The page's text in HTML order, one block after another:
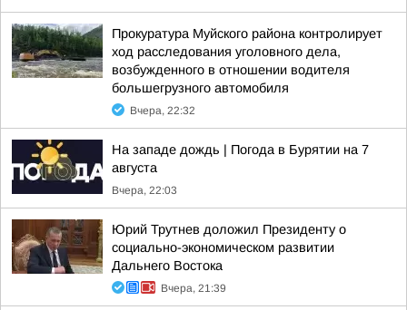
Прокуратура Муйского района контролирует
ход расследования уголовного дела,
возбужденного в отношении водителя
большегрузного автомобиля
Вчера, 22:32
На западе дождь | Погода в Бурятии на 7
августа
Вчера, 22:03
Юрий Трутнев доложил Президенту о
социально-экономическом развитии
Дальнего Востока
Вчера, 21:39